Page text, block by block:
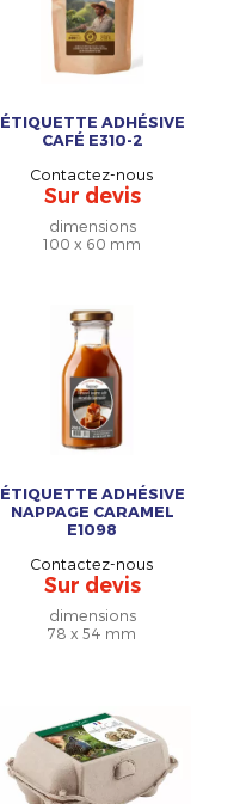
ÉTIQUETTE ADHÉSIVE
CAFÉ E310-2
Contactez-nous
Sur devis
dimensions
100 x 60 mm
ÉTIQUETTE ADHÉSIVE
NAPPAGE CARAMEL
E1098
Contactez-nous
Sur devis
dimensions
78 x 54 mm